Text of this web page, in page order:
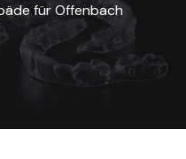
für Offenbach